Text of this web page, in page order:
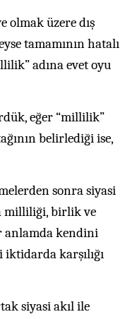
olmak üzere dış
tamamının hatalı
adına evet oyu
eğer “millilik”
belirlediği ise,
sonra siyasi
milliliği, birlik ve
anlamda kendini
karşılığı
siyasi akıl ile